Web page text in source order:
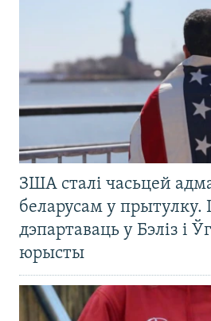
ЗША сталі часьцей
беларусам у прытулку.
дэпартаваць у Бэліз і
юрысты